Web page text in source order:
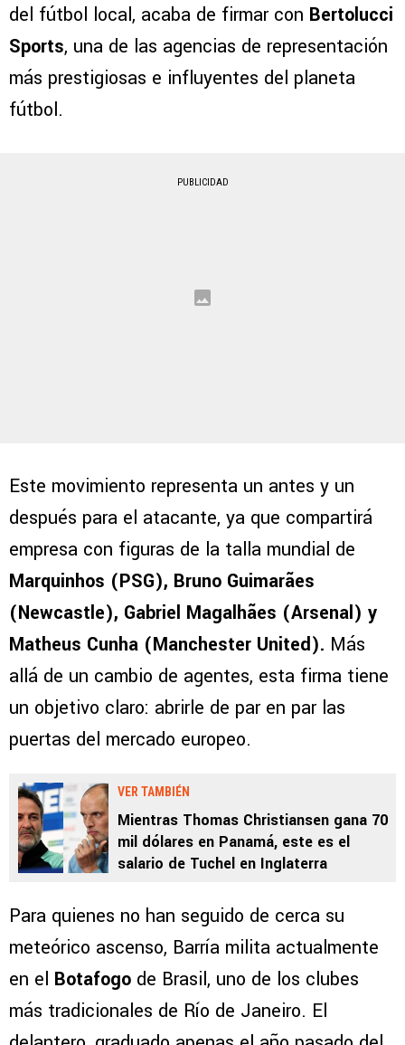
del fútbol local, acaba de firmar con Bertolucci
Sports, una de las agencias de representación
más prestigiosas e influyentes del planeta
fútbol.
PUBLICIDAD
Este movimiento representa un antes y un
después para el atacante, ya que compartirá
empresa con figuras de la talla mundial de
Marquinhos (PSG), Bruno Guimarães
(Newcastle), Gabriel Magalhães (Arsenal) y
Matheus Cunha (Manchester United). Más
allá de un cambio de agentes, esta firma tiene
un objetivo claro: abrirle de par en par las
puertas del mercado europeo.
VER TAMBIÉN
Mientras Thomas Christiansen gana 70
mil dólares en Panamá, este es el
salario de Tuchel en Inglaterra
Para quienes no han seguido de cerca su
meteórico ascenso, Barría milita actualmente
en el Botafogo de Brasil, uno de los clubes
más tradicionales de Río de Janeiro. El